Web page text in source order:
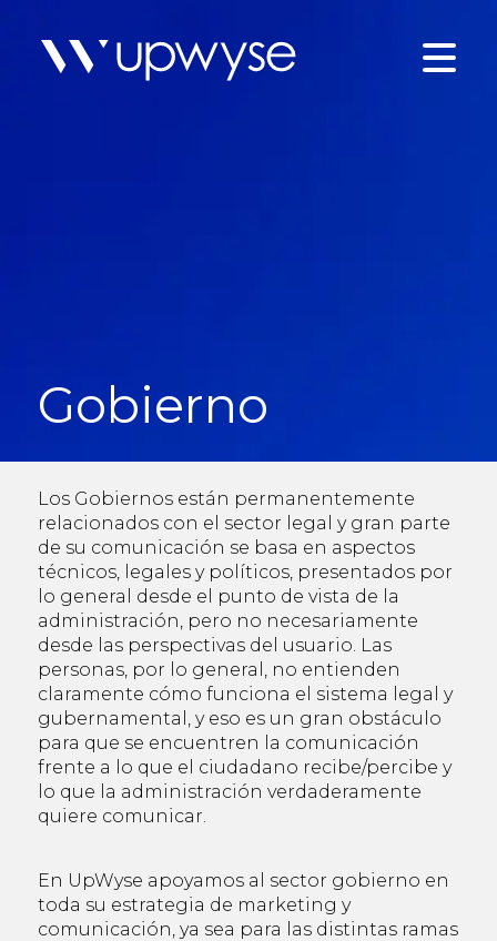
Gobierno
Los Gobiernos están permanentemente
relacionados con el sector legal y gran parte
de su comunicación se basa en aspectos
técnicos, legales y políticos, presentados por
lo general desde el punto de vista de la
administración, pero no necesariamente
desde las perspectivas del usuario. Las
personas, por lo general, no entienden
claramente cómo funciona el sistema legal y
gubernamental, y eso es un gran obstáculo
para que se encuentren la comunicación
frente a lo que el ciudadano recibe/percibe y
lo que la administración verdaderamente
quiere comunicar.
En UpWyse apoyamos al sector gobierno en
toda su estrategia de marketing y
comunicación, ya sea para las distintas ramas